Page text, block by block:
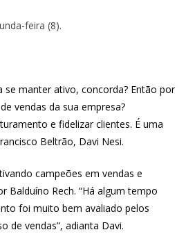
feira (8).
manter ativo, concorda? Então por
vendas da sua empresa?
e fidelizar clientes. É uma
Beltrão, Davi Nesi.
campeões em vendas e
Balduíno Rech. “Há algum tempo
foi muito bem avaliado pelos
de vendas”, adianta Davi.